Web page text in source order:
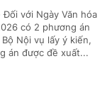
với Ngày Văn hóa
có 2 phương án
Nội vụ lấy ý kiến,
án được đề xuất...